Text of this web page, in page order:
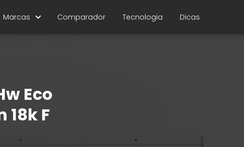
Marcas Comparador Tecnologia Dicas
Eco
F